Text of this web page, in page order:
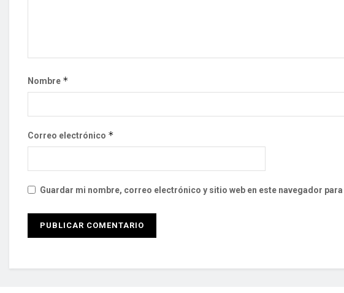
Nombre *
Correo electrónico *
Guardar mi nombre, correo electrónico y sitio web en este navegador